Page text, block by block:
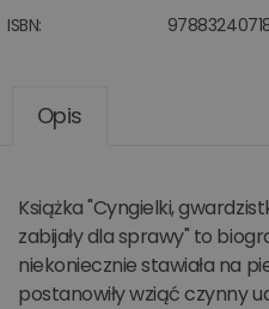
ISBN:
Opis
Książka "Cyngielki,
zabijały dla sprawy" to
niekoniecznie stawiała na
postanowiły wziąć czynny